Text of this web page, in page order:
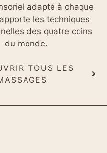
adapté à chaque
les techniques
des quatre coins
du monde.
TOUS LES